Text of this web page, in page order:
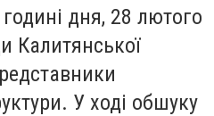
дня, 28 лютого
Калитянської
У ході обшуку